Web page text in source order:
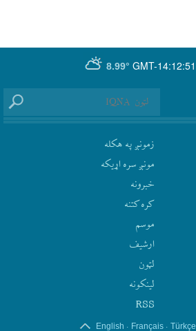
GMT-14:12:51
8.99°
زمونږ په هکله
مونږ سره اړيکه
‫خبرونه
کره کتنه
موسم
ارشيف
لټون
لينکونه
RSS
Türkçe
.
Français
.
English